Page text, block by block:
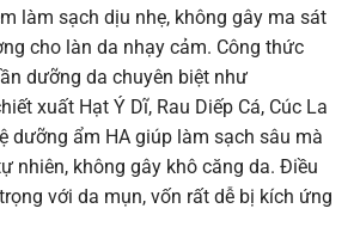
làm sạch dịu nhẹ, không gây ma sát
cho làn da nhạy cảm. Công thức
dưỡng da chuyên biệt như
xuất Hạt Ý Dĩ, Rau Diếp Cá, Cúc La
dưỡng ẩm HA giúp làm sạch sâu mà
nhiên, không gây khô căng da. Điều
với da mụn, vốn rất dễ bị kích ứng